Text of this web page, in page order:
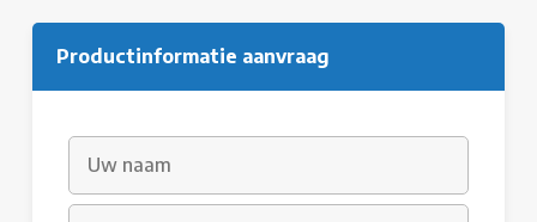
Productinformatie aanvraag